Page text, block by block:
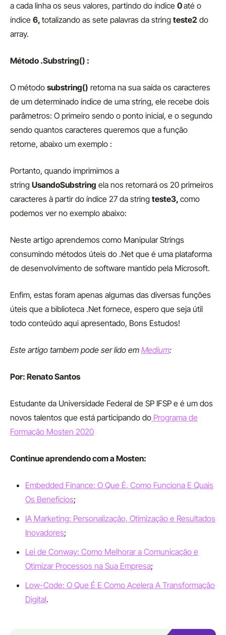
a cada linha os seus valores, partindo do índice 0até o
índice 6, totalizando as sete palavras da string teste2 do
array.
Método .Substring() :
O método substring() retorna na sua saída os caracteres
de um determinado índice de uma string, ele recebe dois
parâmetros: O primeiro sendo o ponto inicial, e o segundo
sendo quantos caracteres queremos que a função
retorne, abaixo um exemplo :
Portanto, quando imprimimos a
string UsandoSubstring ela nos retornará os 20 primeiros
caracteres à partir do índice 27 da string teste3, como
podemos ver no exemplo abaixo:
Neste artigo aprendemos como Manipular Strings
consumindo métodos úteis do .Net que é uma plataforma
de desenvolvimento de software mantido pela Microsoft.
Enfim, estas foram apenas algumas das diversas funções
úteis que a biblioteca .Net fornece, espero que seja útil
todo conteúdo aqui apresentado, Bons Estudos!
Este artigo tambem pode ser lido em Medium:
Por: Renato Santos
Estudante da Universidade Federal de SP IFSP e é um dos
novos talentos que está participando do Programa de
Formação Mosten 2020
Continue aprendendo com a Mosten:
Embedded Finance: O Que É, Como Funciona E Quais
Os Benefícios;
IA Marketing: Personalização, Otimização e Resultados
Inovadores;
Lei de Conway: Como Melhorar a Comunicação e
Otimizar Processos na Sua Empresa;
Low-Code: O Que É E Como Acelera A Transformação
Digital.